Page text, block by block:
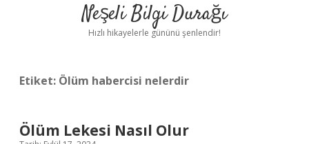
Yasal Uyarı
Neşeli Bilgi Durağı
Hızlı hikayelerle gününü şenlendir!
Etiket: Ölüm habercisi nelerdir
Ölüm Lekesi Nasıl Olur